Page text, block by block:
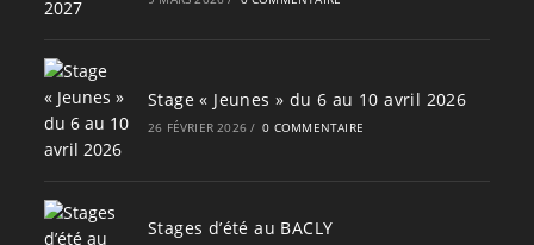
Stage « Jeunes » du 6 au 10 avril 2026
26 FÉVRIER 2026 / 0 COMMENTAIRE
Stages d’été au BACLY